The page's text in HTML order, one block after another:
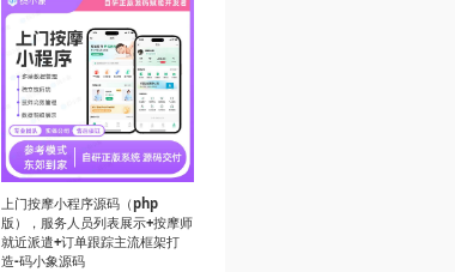
上门按摩小程序源码（php
版），服务人员列表展示+按摩师
就近派遣+订单跟踪主流框架打
造-码小象源码